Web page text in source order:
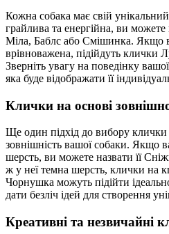
Кожна собака має свій
грайлива та енергійна, ви
Міла, Баблс або Смішинка. Якщо
врівноважена, підійдуть клички
Зверніть увагу на поведінку
яка буде відображати її
Клички на основі
Ще один підхід до вибору
зовнішність вашої собаки. Якщо
шерсть, ви можете назвати її
ж у неї темна шерсть, клички на
Чорнушка можуть підійти
дати безліч ідей для створення
Креативні та незвичайні